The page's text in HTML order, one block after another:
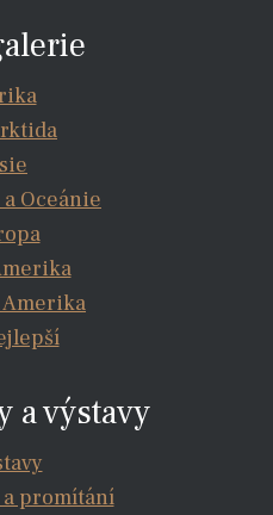
Oceánie
Amerika
a výstavy
promítání